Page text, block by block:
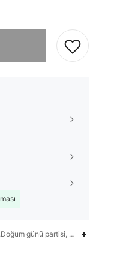
günü partisi, Düğün partisi,